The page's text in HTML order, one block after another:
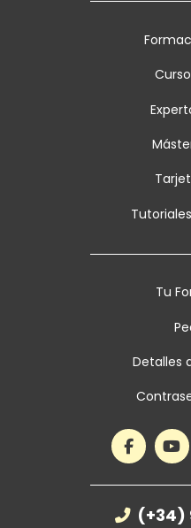
Tu
Detalles
(+34)